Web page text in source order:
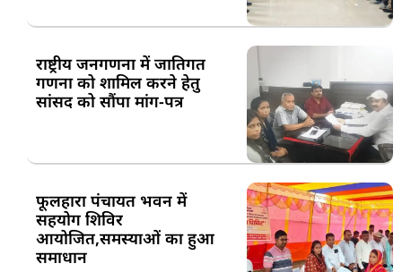
राष्ट्रीय जनगणना में जातिगत
गणना को शामिल करने हेतु
सांसद को सौंपा मांग-पत्र
फूलहारा पंचायत भवन में
सहयोग शिविर
आयोजित,समस्याओं का हुआ
समाधान